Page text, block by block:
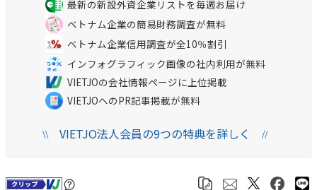
最新の新設外資企業リストを毎週お届け
ベトナム企業の簡易財務調査が無料
ベトナム企業信用調査が全10％割引
インフォグラフィック画像の社内利用が無料
VIETJOの会社情報ページに上位掲載
VIETJOへのPR記事掲載が無料
\\VIETJO法人会員の9つの特典を詳しく //